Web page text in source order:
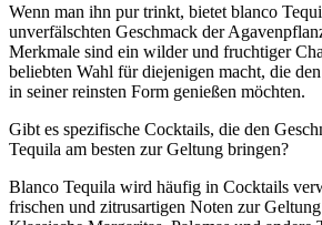
Wenn man ihn pur trinkt, bietet blanco
unverfälschten Geschmack der
Merkmale sind ein wilder und fruchtiger
beliebten Wahl für diejenigen macht, die
in seiner reinsten Form genießen möchten.
Gibt es spezifische Cocktails, die den
Tequila am besten zur Geltung bringen?
Blanco Tequila wird häufig in Cocktails
frischen und zitrusartigen Noten zur